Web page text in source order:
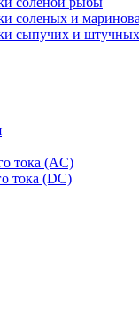
соленых и
сыпучих и
тока (AC)
тока (DC)